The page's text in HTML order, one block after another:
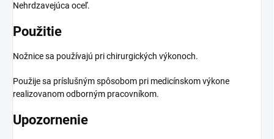
Nehrdzavejúca oceľ.
Použitie
Nožnice sa používajú pri chirurgických výkonoch.
Použije sa príslušným spôsobom pri medicínskom výkone
realizovanom odborným pracovníkom.
Upozornenie